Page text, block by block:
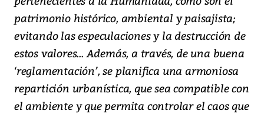
patrimonio histórico, ambiental y paisajista;
evitando las especulaciones y la destrucción de
estos valores... Además, a través, de una buena
‘reglamentación’, se planifica una armoniosa
repartición urbanística, que sea compatible con
el ambiente y que permita controlar el caos que